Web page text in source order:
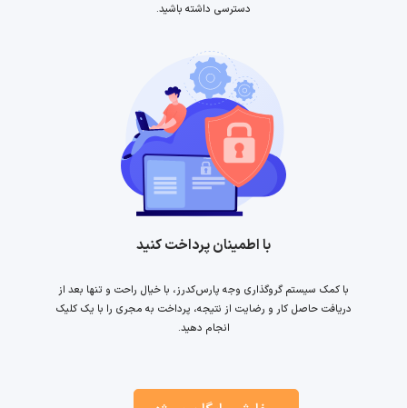
دسترسی داشته باشید.
با اطمینان پرداخت کنید
با کمک سیستم گروگذاری وجه پارس‌کدرز، با خیال راحت و تنها بعد از
دریافت حاصل کار و رضایت از نتیجه، پرداخت به مجری را با یک کلیک
انجام دهید.